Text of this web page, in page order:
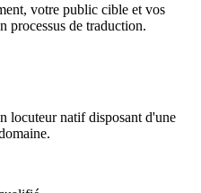
votre public cible et vos
processus de traduction.
locuteur natif disposant d'une